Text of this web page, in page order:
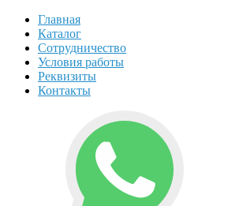
Главная
Каталог
Сотрудничество
Условия работы
Реквизиты
Контакты